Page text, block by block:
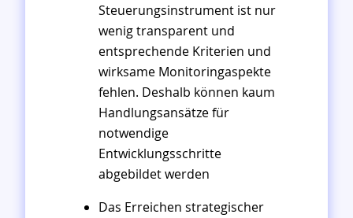
Steuerungsinstrument ist nur
wenig transparent und
entsprechende Kriterien und
wirksame Monitoringaspekte
fehlen. Deshalb können kaum
Handlungsansätze für
notwendige
Entwicklungsschritte
abgebildet werden
Das Erreichen strategischer